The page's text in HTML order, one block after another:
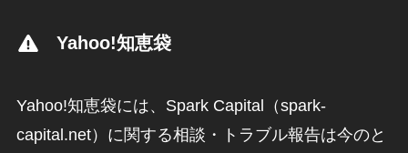
Yahoo!知恵袋
Yahoo!知恵袋には、Spark Capital（spark-
capital.net）に関する相談・トラブル報告は今のと